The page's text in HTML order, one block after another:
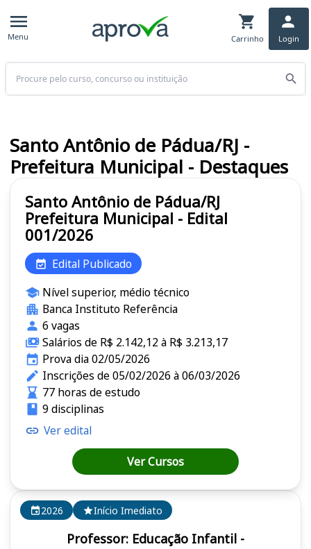
Menu Carrinho Login
Buscar
2026 Início Imediato
Professor: Educação Infantil -
Santo Antônio de Pádua/RJ
Prefeitura Municipal - Edital
001/2026
Edital Publicado
Nível superior, médio técnico
Banca Instituto Referência
6 vagas
Salários de R$ 2.142,12 à R$ 3.213,17
Prova dia 02/05/2026
Inscrições de 05/02/2026 à 06/03/2026
77 horas de estudo
9 disciplinas
Ver edital
Ver Cursos
Santo Antônio de Pádua/RJ -
Prefeitura Municipal - Destaques